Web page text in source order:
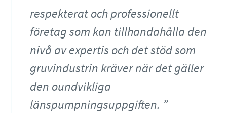
respekterat och professionellt
företag som kan tillhandahålla den
nivå av expertis och det stöd som
gruvindustrin kräver när det gäller
den oundvikliga
länspumpningsuppgiften.